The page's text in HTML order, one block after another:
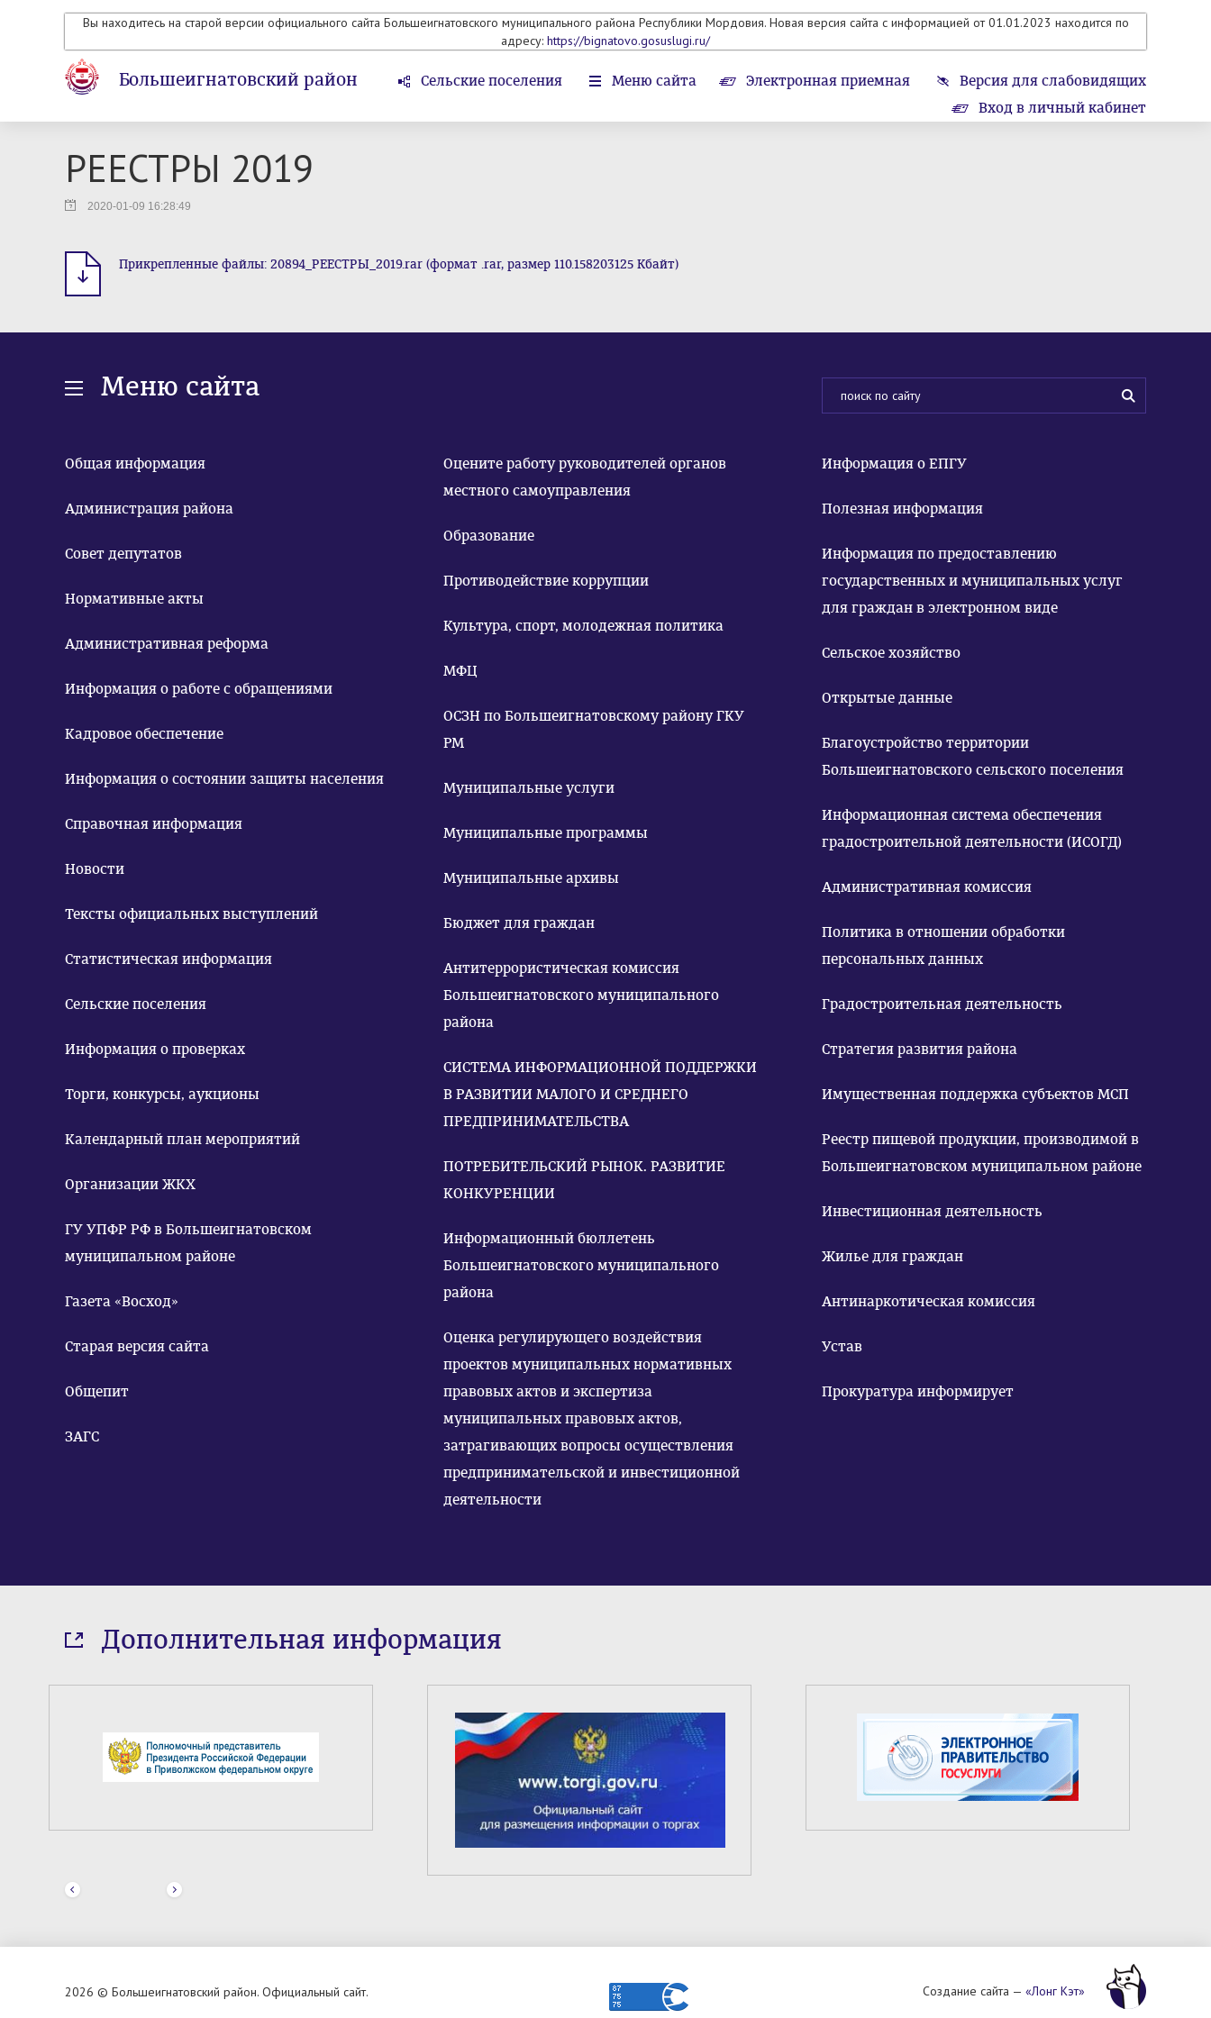
Вы находитесь на старой версии официального сайта Большеигнатовского муниципального района Республики Мордовия. Новая версия сайта с информацией от 01.01.2023 находится по
адресу: https://bignatovo.gosuslugi.ru/
Большеигнатовский район Сельские поселения Меню сайта Электронная приемная
Версия для слабовидящих
Вход в личный кабинет
РЕЕСТРЫ 2019
2020-01-09 16:28:49
Прикрепленные файлы: 20894_РЕЕСТРЫ_2019.rar (формат .rar, размер 110.158203125 Кбайт)
Меню сайта
Общая информация
Администрация района
Совет депутатов
Нормативные акты
Административная реформа
Информация о работе с обращениями
Кадровое обеспечение
Информация о состоянии защиты населения
Справочная информация
Новости
Тексты официальных выступлений
Статистическая информация
Сельские поселения
Информация о проверках
Торги, конкурсы, аукционы
Календарный план мероприятий
Организации ЖКХ
ГУ УПФР РФ в Большеигнатовском
муниципальном районе
Газета «Восход»
Старая версия сайта
Общепит
ЗАГС
Оцените работу руководителей органов
местного самоуправления
Образование
Противодействие коррупции
Культура, спорт, молодежная политика
МФЦ
ОСЗН по Большеигнатовскому району ГКУ
РМ
Муниципальные услуги
Муниципальные программы
Муниципальные архивы
Бюджет для граждан
Антитеррористическая комиссия
Большеигнатовского муниципального
района
СИСТЕМА ИНФОРМАЦИОННОЙ ПОДДЕРЖКИ
В РАЗВИТИИ МАЛОГО И СРЕДНЕГО
ПРЕДПРИНИМАТЕЛЬСТВА
ПОТРЕБИТЕЛЬСКИЙ РЫНОК. РАЗВИТИЕ
КОНКУРЕНЦИИ
Информационный бюллетень
Большеигнатовского муниципального
района
Оценка регулирующего воздействия
проектов муниципальных нормативных
правовых актов и экспертиза
муниципальных правовых актов,
затрагивающих вопросы осуществления
предпринимательской и инвестиционной
деятельности
Информация о ЕПГУ
Полезная информация
Информация по предоставлению
государственных и муниципальных услуг
для граждан в электронном виде
Сельское хозяйство
Открытые данные
Благоустройство территории
Большеигнатовского сельского поселения
Информационная система обеспечения
градостроительной деятельности (ИСОГД)
Административная комиссия
Политика в отношении обработки
персональных данных
Градостроительная деятельность
Стратегия развития района
Имущественная поддержка субъектов МСП
Реестр пищевой продукции, производимой в
Большеигнатовском муниципальном районе
Инвестиционная деятельность
Жилье для граждан
Антинаркотическая комиссия
Устав
Прокуратура информирует
Дополнительная информация